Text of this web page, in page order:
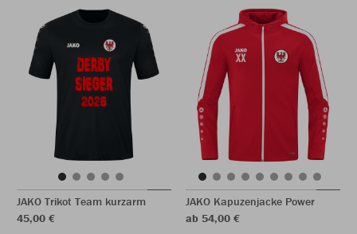
JAKO Trikot Team kurzarm
45,00 €
JAKO Kapuzenjacke Power
ab 54,00 €